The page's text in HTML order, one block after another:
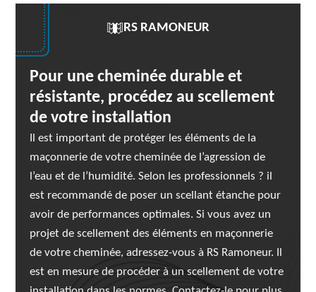
RS RAMONEUR
Pour une cheminée durable et
résistante, procédez au scellement
de votre installation
Il est important de protéger les éléments de la
maçonnerie de votre cheminée de l’agression de
l’eau et de l’humidité. Selon les professionnels ? il
est recommandé de poser un scellant étanche pour
avoir de performances optimales. Si vous avez un
projet de scellement des éléments en maçonnerie
de votre cheminée, adressez-vous à RS Ramoneur. Il
est en mesure de procéder à un scellement de votre